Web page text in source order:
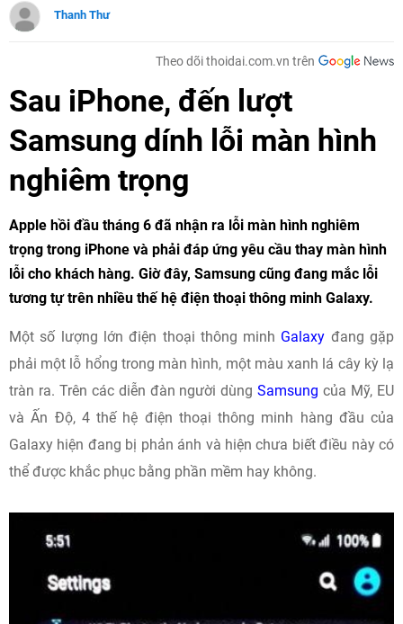
Thanh Thư
Theo dõi thoidai.com.vn trên
Sau iPhone, đến lượt
Samsung dính lỗi màn hình
nghiêm trọng
Apple hồi đầu tháng 6 đã nhận ra lỗi màn hình nghiêm
trọng trong iPhone và phải đáp ứng yêu cầu thay màn hình
lỗi cho khách hàng. Giờ đây, Samsung cũng đang mắc lỗi
tương tự trên nhiều thế hệ điện thoại thông minh Galaxy.
Một số lượng lớn điện thoại thông minh Galaxy đang gặp
phải một lỗ hổng trong màn hình, một màu xanh lá cây kỳ lạ
tràn ra. Trên các diễn đàn người dùngSamsung của Mỹ, EU
và Ấn Độ, 4 thế hệ điện thoại thông minh hàng đầu của
Galaxy hiện đang bị phản ánh và hiện chưa biết điều này có
thể được khắc phục bằng phần mềm hay không.